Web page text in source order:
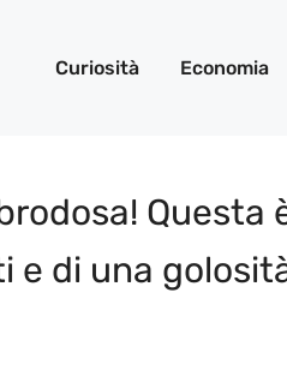
Curiosità Economia
Questa
e di una